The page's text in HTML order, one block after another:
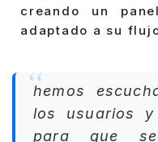
creando un
adaptado a su
hemos
los usuarios y
para que